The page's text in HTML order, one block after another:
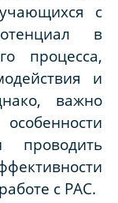
с
в
процесса,
и
важно
проводить
с РАС.